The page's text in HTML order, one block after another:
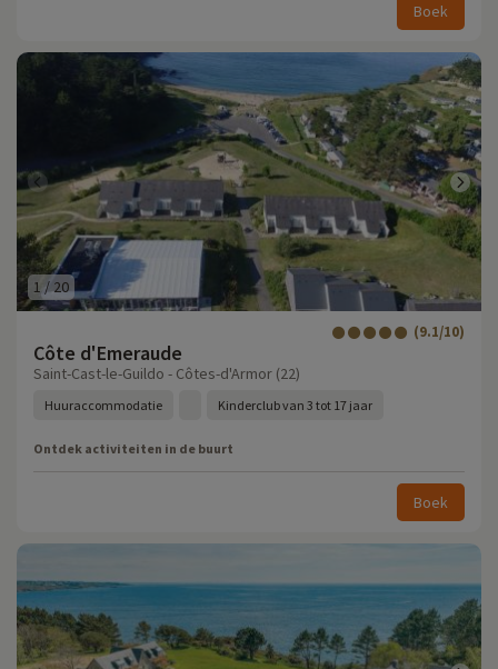
Boek
1 /20
Côte d'Emeraude
(9.1/10)
Saint-Cast-le-Guildo - Côtes-d'Armor (22)
Huuraccommodatie Kinderclub van 3 tot 17 jaar
Ontdek activiteiten in de buurt
Boek